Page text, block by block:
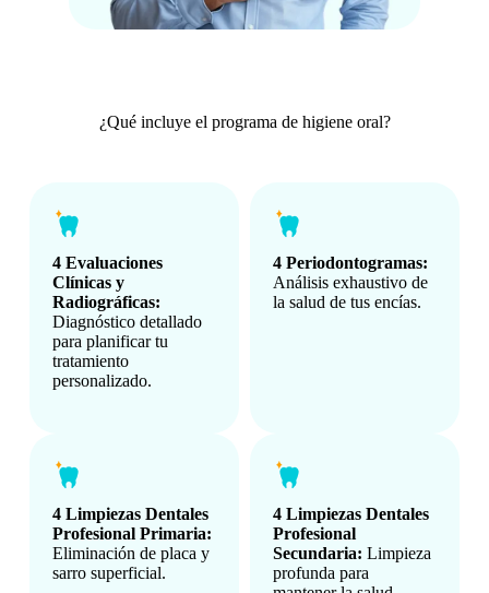
¿Qué incluye el programa de higiene oral?
4 Evaluaciones
Clínicas y
Radiográficas:
Diagnóstico detallado
para planificar tu
tratamiento
personalizado.
4 Periodontogramas:
Análisis exhaustivo de
la salud de tus encías.
4 Limpiezas Dentales
Profesional Primaria:
Eliminación de placa y
sarro superficial.
4 Limpiezas Dentales
Profesional
Secundaria: Limpieza
profunda para